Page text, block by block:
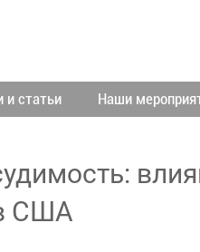
и статьи Наши
США